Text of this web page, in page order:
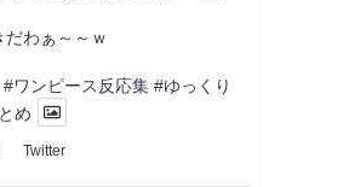
だわぁ～～ｗ
#ワンピース反応集 #ゆっくり
め
Twitter